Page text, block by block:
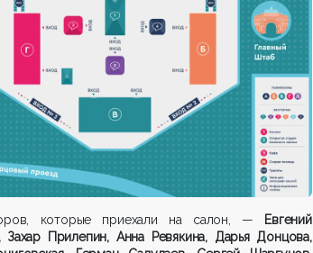
которые приехали на салон, — Евгений
Захар Прилепин, Анна Ревякина, Дарья Донцова,